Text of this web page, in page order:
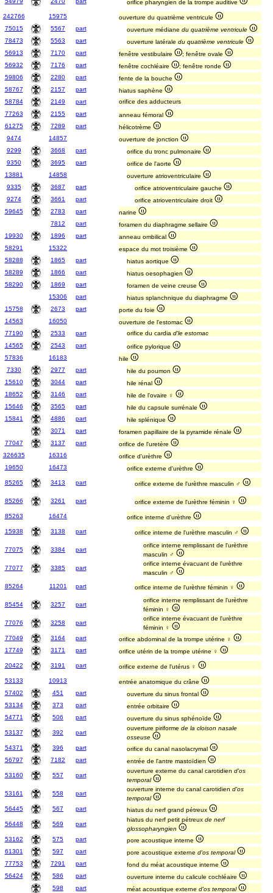
orifice pharyngien de la trompe auditive
242766 15975
ouverture du quatrième ventricule
75015
5567 part ouverture médiane du quatrième ventricule
78473
5563 part ouverture latérale du quatrième ventricule
56913
7170 part fenêtre vestibulaire
; fenêtre ovale
56932
7176 part fenêtre cochléaire
; fenêtre ronde
59806
2280 part
fente de la bouche
58767
2157 part
hiatus saphène
58784
2149 part
orifice des adducteurs
77263
2155 part
anneau fémoral
61275
7289 part
hélicotrème
9474
14857
ouverture de jonction
9299
3668 part
orifice du tronc pulmonaire
9350
3695 part
orifice de l'aorte
13881
14858
ouverture atrioventriculaire
9335
3687 part
orifice atrioventriculaire gauche
9274
3661 part
orifice atrioventriculaire droit
59645
2783 part
narine
7812
part
foramen du diaphragme sellaire
19930
1896 part
anneau ombilical
58291
15322
espace du mot troisième
58288
1865 part
hiatus aortique
58289
1866 part
hiatus oesophagien
58290
1869 part
foramen de veine creuse
15306
part
hiatus splanchnique du diaphragme
15758
2673 part
porte du foie
14563
16050
ouverture de l'estomac
77190
2533 part orifice du cardia d'le estomac
14565
2543 part
orifice pylorique
57836
16183
hile
7330
2977 part
hile du poumon
15610
3044 part
hile rénal
18652
3146 part
hile de l'ovaire ♀
15646
3565 part
hile du capsule surrénale
15841
4886 part
hile splénique
3071
part
foramen papillaire de la pyramide rénale
77047
3137 part
orifice de l'uretère
326635
16316
orifice d'urèthre
19650
16473 orifice externe d'urèthre
85265 3413 part orifice externe de l'urèthre masculin ♂
85266 3261 part orifice externe de l'urèthre féminin ♀
85263 16474 orifice interne d'urèthre
15938 3138 part orifice interne de l'urèthre masculin ♂
77075 3384 part
orifice interne remplissant de l'urèthre
masculin ♂
77077
3385 part
orifice interne évacuant de l'urèthre
masculin ♂
85264
11201 part orifice interne de l'urèthre féminin ♀
85454 3257 part
orifice interne remplissant de l'urèthre
féminin ♀
77076
3258 part
orifice interne évacuant de l'urèthre
féminin ♀
77049
3164 part
orifice abdominal de la trompe utérine ♀
17749
3171 part orifice utérin de la trompe utérine ♀
20422 3191 part orifice externe de l'utérus ♀
53133 10913
entrée anatomique du crâne
57402
451 part
ouverture du sinus frontal
53134
373 part
entrée orbitaire
54771
506 part ouverture du sinus sphénoïde
53137 392 part
ouverture piriforme de la cloison nasale
osseuse
54371
396 part
orifice du canal nasolacrymal
56797
7182 part entrée de l'antre mastoïdien
53160 557 part
ouverture externe du canal carotidien d'os
temporal
53161
558 part
ouverture interne du canal carotidien d'os
temporal
56445
567 part hiatus du nerf grand pétreux
56448 569 part
hiatus du nerf petit pétreux de nerf
glossopharyngien
53162
575 part
pore acoustique interne
61301
597 part pore acoustique externe d'os temporal
77753
7291 part
fond du méat acoustique interne
56424
586 part
ouverture interne du calicule cochléaire
598
part méat acoustique externe d'os temporal